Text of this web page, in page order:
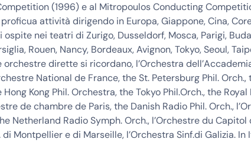
(1996) e al Mitropoulos Conducting
attività dirigendo in Europa, Giappone, Cina,
ospite nei teatri di Zurigo, Dusseldorf, Mosca, Parigi,
Rouen, Nancy, Bordeaux, Avignon, Tokyo, Seoul,
orchestre dirette si ricordano, l’Orchestra
National de France, the St. Petersburg Phil.
Hong Kong Phil. Orchestra, the Tokyo Phil.Orch., the
de chambre de Paris, the Danish Radio Phil. Orch.,
Netherland Radio Symph. Orch., l’Orchestre du Capitol
Montpellier e di Marseille, l’Orchestra Sinf.di Galizia. In